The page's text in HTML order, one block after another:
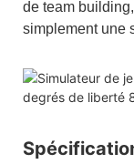
de team
simplement une